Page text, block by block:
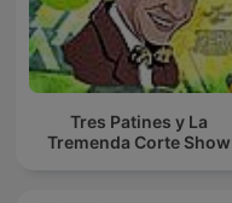
Tres Patines y La
Tremenda Corte Show